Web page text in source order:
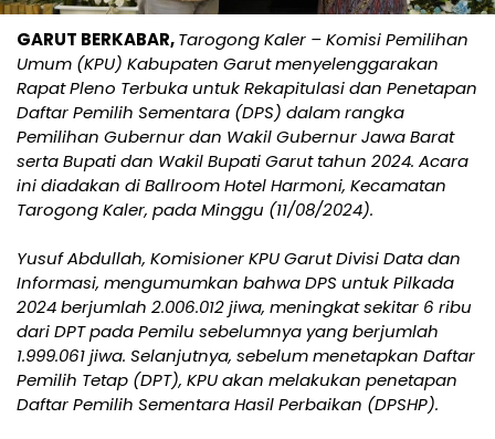
GARUT BERKABAR,Tarogong Kaler – Komisi Pemilihan
Umum (KPU) Kabupaten Garut menyelenggarakan
Rapat Pleno Terbuka untuk Rekapitulasi dan Penetapan
Daftar Pemilih Sementara (DPS) dalam rangka
Pemilihan Gubernur dan Wakil Gubernur Jawa Barat
serta Bupati dan Wakil Bupati Garut tahun 2024. Acara
ini diadakan di Ballroom Hotel Harmoni, Kecamatan
Tarogong Kaler, pada Minggu (11/08/2024).
Yusuf Abdullah, Komisioner KPU Garut Divisi Data dan
Informasi, mengumumkan bahwa DPS untuk Pilkada
2024 berjumlah 2.006.012 jiwa, meningkat sekitar 6 ribu
dari DPT pada Pemilu sebelumnya yang berjumlah
1.999.061 jiwa. Selanjutnya, sebelum menetapkan Daftar
Pemilih Tetap (DPT), KPU akan melakukan penetapan
Daftar Pemilih Sementara Hasil Perbaikan (DPSHP).